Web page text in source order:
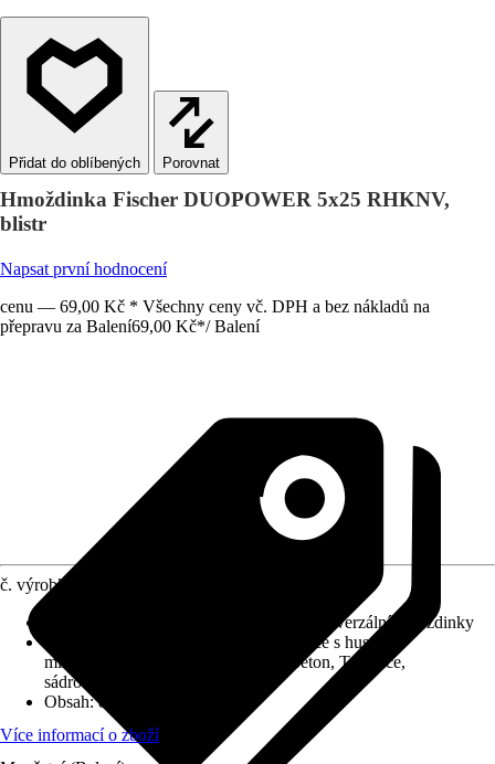
Porovnat
Hmoždinka Fischer DUOPOWER 5x25 RHKNV,
blistr
Napsat první hodnocení
cenu — 69,00 Kč * Všechny ceny vč. DPH a bez nákladů na
přepravu za Balení69,00 Kč*/ Balení
č. výrobku
Sada hmoždinek + háčků, Univerzální hmoždinky
Beton, Děrovaná tvárnice s hustou
mikrostrukturou, Sádrokarton, Pórobeton, Tvárnice,
sádrokarton, sádrovláknité desky
Obsah:8 Kus
Více informací o zboží